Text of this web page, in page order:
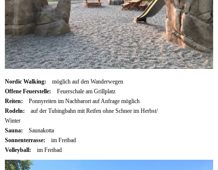
Nordic Walking:
möglich auf den Wanderwegen
Offene Feuerstelle:
Feuerschale am Grillplatz
Reiten:
Ponnyreiten im Nachbarort auf Anfrage möglich
Rodeln:
auf der Tubingbahn mit Reifen ohne Schnee im Herbst/
Winter
Sauna:
Saunakotta
Sonnenterrasse:
im Freibad
Volleyball:
im Freibad